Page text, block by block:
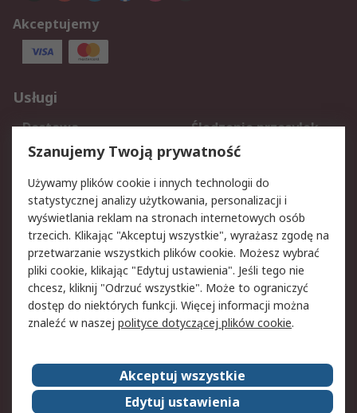
Akceptujemy
Usługi
Dostawa
Śledzenie przesyłek
Reklamacje i zwroty
Rejestracja
Aspekty prawne
Bezpieczeństwo e-
maila
Polityka dotycząca
plików cookie
Polityka prywatności
Użytkowanie witryny
Zastrzeżenia prawne
Warunki Sprzedaży
Kontakt
O firmie RS
RS na świecie
Szanujemy Twoją prywatność
Używamy plików cookie i innych technologii do
statystycznej analizy użytkowania, personalizacji i
wyświetlania reklam na stronach internetowych osób
trzecich. Klikając "Akceptuj wszystkie", wyrażasz zgodę na
przetwarzanie wszystkich plików cookie. Możesz wybrać
pliki cookie, klikając "Edytuj ustawienia". Jeśli tego nie
chcesz, kliknij "Odrzuć wszystkie". Może to ograniczyć
dostęp do niektórych funkcji. Więcej informacji można
znaleźć w naszej polityce dotyczącej plików cookie.
Akceptuj wszystkie
Edytuj ustawienia